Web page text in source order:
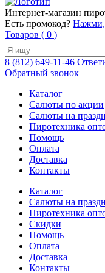
Интернет-магазин
Есть промокод? Нажми,
Товаров ( 0 )
8 (812) 649-11-46
Обратный звонок
Каталог
Салюты по акции
Салюты на
Пиротехника
Помощь
Оплата
Доставка
Контакты
Каталог
Салюты на
Пиротехника
Скидки
Помощь
Оплата
Доставка
Контакты